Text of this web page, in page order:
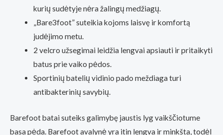
kurių sudėtyje nėra žalingų medžiagų.
„Bare3foot” suteikia kojoms laisvę ir komfortą
judėjimo metu.
2 velcro užsegimai leidžia lengvai apsiauti ir pritaikyti
batus prie vaiko pėdos.
Sportinių batelių vidinio pado meždiaga turi
antibakterinių savybių.
Barefoot batai suteiks galimybę jaustis lyg vaikščiotume
basa pėda. Barefoot avalynė yra itin lengva ir minkšta, todėl